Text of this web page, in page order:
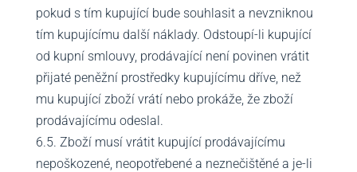
pokud s tím kupující bude souhlasit a nevzniknou
tím kupujícímu další náklady. Odstoupí-li kupující
od kupní smlouvy, prodávající není povinen vrátit
přijaté peněžní prostředky kupujícímu dříve, než
mu kupující zboží vrátí nebo prokáže, že zboží
prodávajícímu odeslal.
6.5. Zboží musí vrátit kupující prodávajícímu
nepoškozené, neopotřebené a neznečištěné a je-li